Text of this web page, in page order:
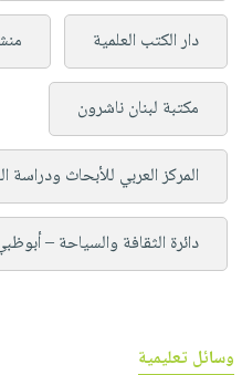
دار الكتب العلمية
مكتبة لبنان ناشرون
المركز العربي للأبحاث ودراسة
دائرة الثقافة والسياحة –
وسائل تعليمية